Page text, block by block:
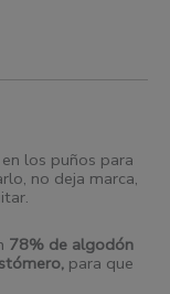
los puños para
no deja marca,
78% de algodón
, para que